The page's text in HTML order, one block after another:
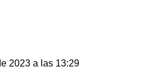
2023 a las 13:29